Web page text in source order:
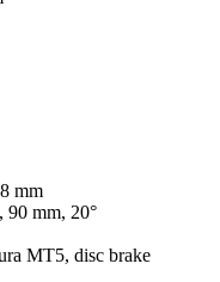
mm
90 mm, 20°
MT5, disc brake